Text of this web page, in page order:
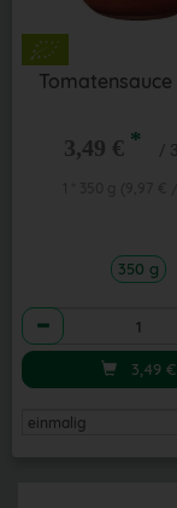
3,49 € * /
350 g
Anzahl
3,49 €